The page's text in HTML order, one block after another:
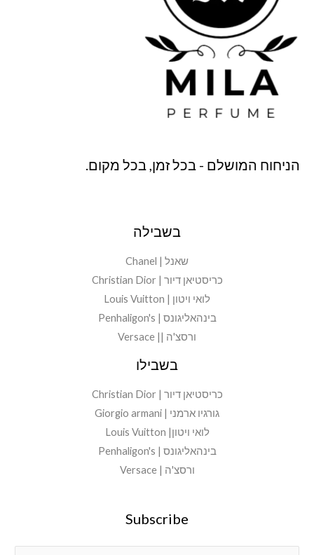
הניחוח המושלם - בכל זמן, בכל מקום.
בשבילה
שאנל | Chanel
כריסטיאן דיור | Christian Dior
לואי ויטון | Louis Vuitton
בינהאליגונס | Penhaligon's
ורסצ'ה || Versace
בשבילו
כריסטיאן דיור | Christian Dior
גורגיו ארמני | Giorgio armani
לואי ויטון| Louis Vuitton
בינהאליגונס | Penhaligon's
ורסצ'ה | Versace
Subscribe